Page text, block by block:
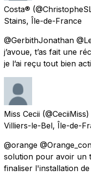
Costa®
Stains, Île-de-France
@GerbithJonathan
j’avoue, t’as fait une
je l’ai reçu tout bien
Miss Cecii
Villiers-le-Bel, Île-de-
@orange
solution pour avoir un
finaliser l'installation